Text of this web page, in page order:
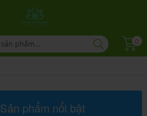
0
Sản phẩm nổi bật